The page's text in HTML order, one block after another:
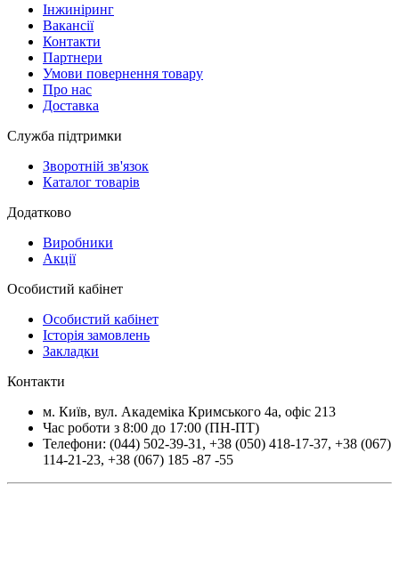
Інжиніринг
Вакансії
Контакти
Партнери
Умови повернення товару
Про нас
Доставка
Служба підтримки
Зворотній зв'язок
Каталог товарів
Додатково
Виробники
Акції
Особистий кабінет
Особистий кабінет
Історія замовлень
Закладки
Контакти
м. Київ, вул. Академіка Кримського 4а, офіс 213
Час роботи з 8:00 до 17:00 (ПН-ПТ)
Телефони: (044) 502-39-31 , +38 (050) 418-17-37, +38 (067)
114-21-23, +38 (067) 185 -87 -55